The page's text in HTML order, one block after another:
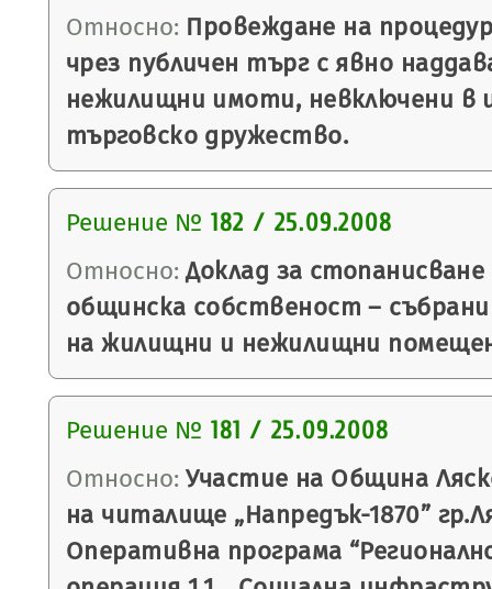
Относно: Провеждане на
чрез публичен търг с явно
нежилищни имоти, невключени в
търговско дружество.
Решение № 182 / 25.09.2008
Относно: Доклад за
общинска собственост –
на жилищни и нежилищни
Решение № 181 / 25.09.2008
Относно: Участие на Община
на читалище „Напредък-1870”
Оперативна програма